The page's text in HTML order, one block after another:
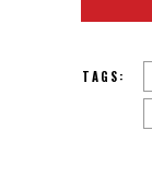
TAGS: